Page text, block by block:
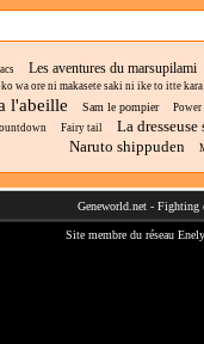
Les aventures du marsupilami
wa ore ni makasete saki ni ike to itte
l'abeille Sam le pompier
Power
Fairy tail
La
Naruto shippuden
Geneworld.net - Fighting
Site membre du réseau